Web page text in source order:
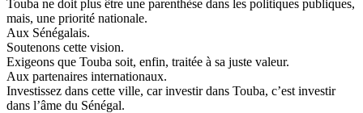
Touba ne doit plus être une parenthèse dans les politiques publiques,
mais, une priorité nationale.
Aux Sénégalais.
Soutenons cette vision.
Exigeons que Touba soit, enfin, traitée à sa juste valeur.
Aux partenaires internationaux.
Investissez dans cette ville, car investir dans Touba, c’est investir
dans l’âme du Sénégal.